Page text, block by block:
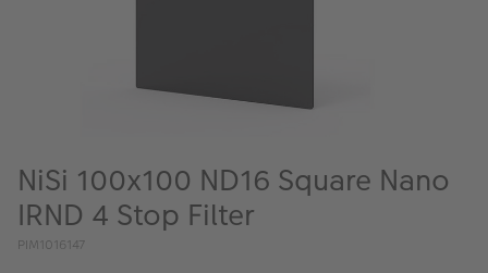
ALBUM
Kampanjer
NiSi 100x100 ND16 Square Nano
IRND 4 Stop Filter
PIM1016147